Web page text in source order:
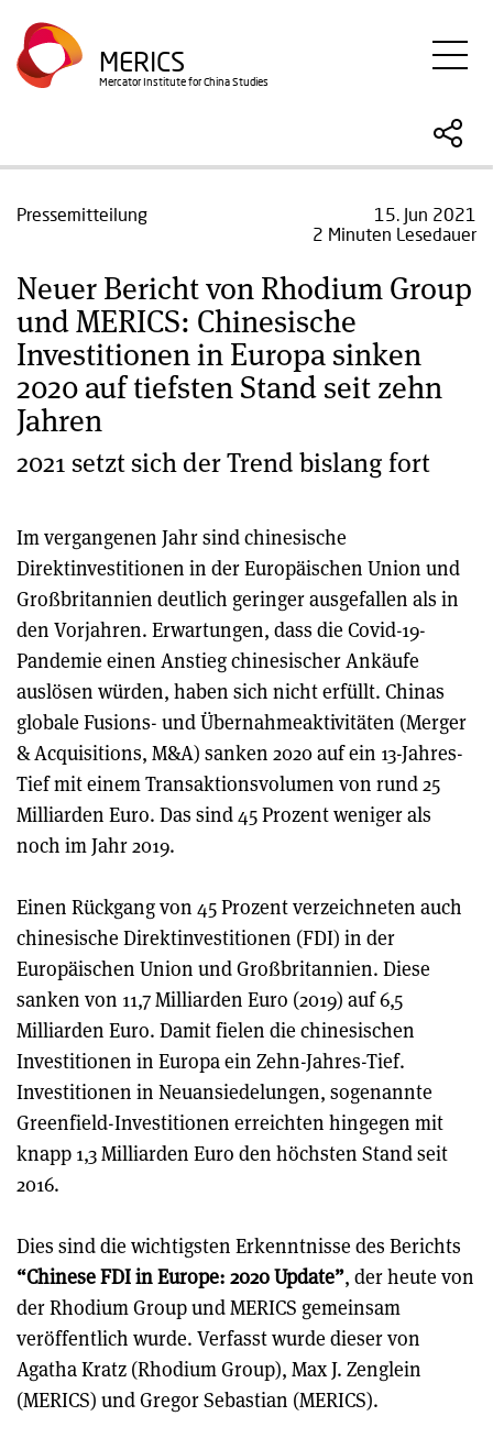
Direkt
zum
Inhalt
MERICS
Mercator Institute for China Studies
Pressemitteilung
15. Jun 2021
2 Minuten Lesedauer
Neuer Bericht von Rhodium Group
und MERICS: Chinesische
Investitionen in Europa sinken
2020 auf tiefsten Stand seit zehn
Jahren
2021 setzt sich der Trend bislang fort
Im vergangenen Jahr sind chinesische
Direktinvestitionen in der Europäischen Union und
Großbritannien deutlich geringer ausgefallen als in
den Vorjahren. Erwartungen, dass die Covid-19-
Pandemie einen Anstieg chinesischer Ankäufe
auslösen würden, haben sich nicht erfüllt. Chinas
globale Fusions- und Übernahmeaktivitäten (Merger
& Acquisitions, M&A) sanken 2020 auf ein 13-Jahres-
Tief mit einem Transaktionsvolumen von rund 25
Milliarden Euro. Das sind 45 Prozent weniger als
noch im Jahr 2019.
Einen Rückgang von 45 Prozent verzeichneten auch
chinesische Direktinvestitionen (FDI) in der
Europäischen Union und Großbritannien. Diese
sanken von 11,7 Milliarden Euro (2019) auf 6,5
Milliarden Euro. Damit fielen die chinesischen
Investitionen in Europa ein Zehn-Jahres-Tief.
Investitionen in Neuansiedelungen, sogenannte
Greenfield-Investitionen erreichten hingegen mit
knapp 1,3 Milliarden Euro den höchsten Stand seit
2016.
Dies sind die wichtigsten Erkenntnisse des Berichts
“Chinese FDI in Europe: 2020 Update”, der heute von
der Rhodium Group und MERICS gemeinsam
veröffentlich wurde. Verfasst wurde dieser von
Agatha Kratz (Rhodium Group), Max J. Zenglein
(MERICS) und Gregor Sebastian (MERICS).